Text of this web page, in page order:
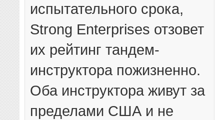
испытательного срока,
Strong Enterprises отзовет
их рейтинг тандем-
инструктора пожизненно.
Оба инструктора живут за
пределами США и не